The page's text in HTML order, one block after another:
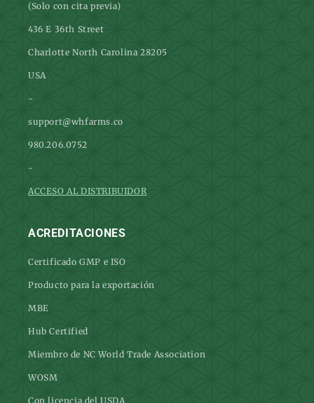
(Solo con cita previa)
436 E 36th Street
Charlotte North Carolina 28205
USA
-
support@whfarms.co
980.206.0752
-
ACCESO AL DISTRIBUIDOR
ACREDITACIONES
Certificado GMP e ISO
Producto para la exportación
MBE
Hub Certified
Miembro de NC World Trade Association
WOSM
Con licencia del USDA